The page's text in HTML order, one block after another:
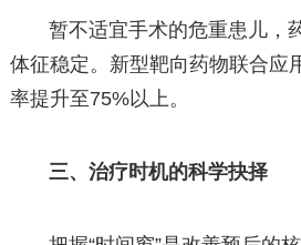
暂不适宜手术的危重患儿，
体征稳定。新型靶向药物联合应
率提升至75%以上。
三、治疗时机的科学抉择